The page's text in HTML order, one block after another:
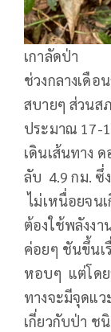
เกาลัดป่า
ช่วงกลางเดือ
สบายๆ ส่วนส
ประมาณ 17-
เดินเส้นทาง
ลับ 4.9 กม. ซึ่
ไม่เหนื่อยจน
ต้องใช้พลังงา
ค่อยๆ ชันขึ้นเ
หอบๆ แต่โดย
ทางจะมีจุดแ
เกี่ยวกับป่า ช